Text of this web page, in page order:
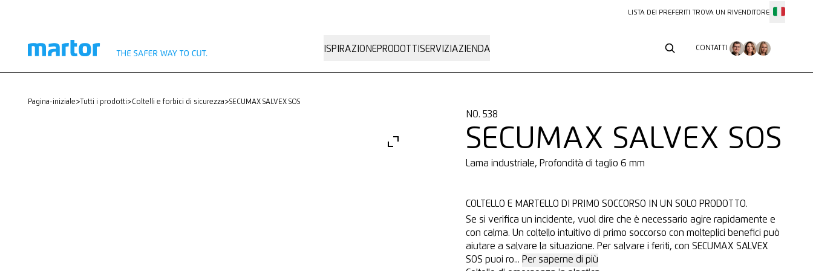
LISTA DEI PREFERITI TROVA UN RIVENDITORE
ISPIRAZIONEPRODOTTI SERVIZI AZIENDA CONTATTI
pagina-iniziale> Tutti i prodotti> Coltelli e forbici di sicurezza> SECUMAX SALVEX SOS
NO. 538
SECUMAX SALVEX SOS
Lama industriale, Profondità di taglio 6 mm
COLTELLO E MARTELLO DI PRIMO SOCCORSO IN UN SOLO PRODOTTO.
Se si verifica un incidente, vuol dire che è necessario agire rapidamente e
con calma. Un coltello intuitivo di primo soccorso con molteplici benefici può
aiutare a salvare la situazione. Per salvare i feriti, con SECUMAX SALVEX
SOS puoi ro... Per saperne di più